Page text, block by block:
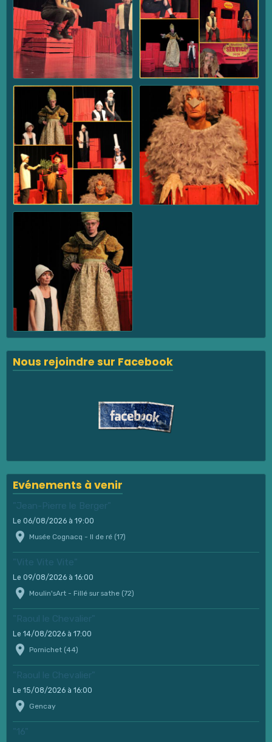
Nous rejoindre sur Facebook
Evénements à venir
"Jean-Pierre le Berger"
Le 06/08/2026 à 19:00
Musée Cognacq - Il de ré (17)
"Vite Vite Vite"
Le 09/08/2026 à 16:00
Moulin'sArt - Fillé sur sathe (72)
"Raoul le Chevalier"
Le 14/08/2026 à 17:00
Pornichet (44)
"Raoul le Chevalier"
Le 15/08/2026 à 16:00
Gencay
"16"